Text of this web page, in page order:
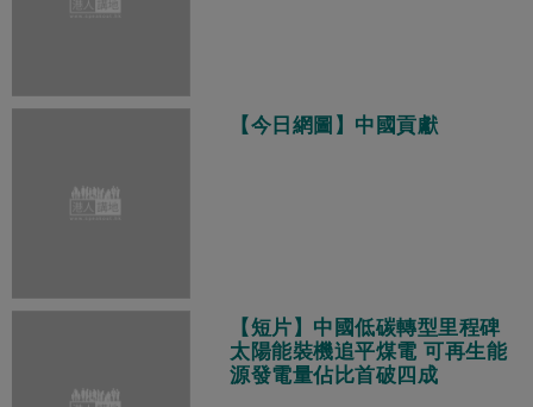
【今日網圖】中國貢獻
【短片】中國低碳轉型里程碑
太陽能裝機追平煤電 可再生能
源發電量佔比首破四成